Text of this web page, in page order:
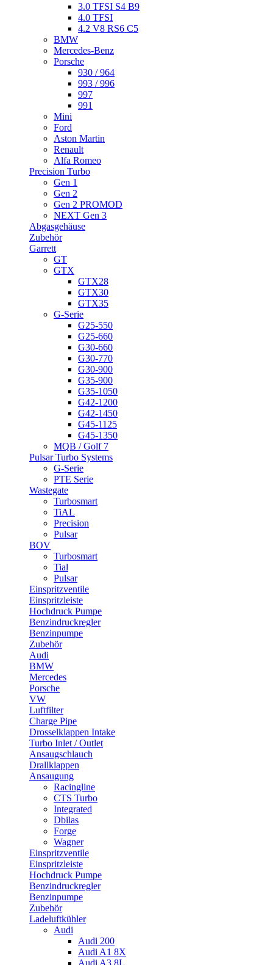
3.0 TFSI S4 B9
4.0 TFSI
4.2 V8 RS6 C5
BMW
Mercedes-Benz
Porsche
930 / 964
993 / 996
997
991
Mini
Ford
Aston Martin
Renault
Alfa Romeo
Precision Turbo
Gen 1
Gen 2
Gen 2 PROMOD
NEXT Gen 3
Abgasgehäuse
Zubehör
Garrett
GT
GTX
GTX28
GTX30
GTX35
G-Serie
G25-550
G25-660
G30-660
G30-770
G30-900
G35-900
G35-1050
G42-1200
G42-1450
G45-1125
G45-1350
MQB / Golf 7
Pulsar Turbo Systems
G-Serie
PTE Serie
Wastegate
Turbosmart
TiAL
Precision
Pulsar
BOV
Turbosmart
Tial
Pulsar
Einspritzventile
Einspritzleiste
Hochdruck Pumpe
Benzindruckregler
Benzinpumpe
Zubehör
Audi
BMW
Mercedes
Porsche
VW
Luftfilter
Charge Pipe
Drosselklappen Intake
Turbo Inlet / Outlet
Ansaugschlauch
Drallklappen
Ansaugung
Racingline
CTS Turbo
Integrated
Dbilas
Forge
Wagner
Einspritzventile
Einspritzleiste
Hochdruck Pumpe
Benzindruckregler
Benzinpumpe
Zubehör
Ladeluftkühler
Audi
Audi 200
Audi A1 8X
Audi A3 8L